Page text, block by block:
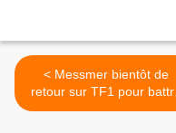
< Messmer bientôt de
retour sur TF1 pour battre
un record